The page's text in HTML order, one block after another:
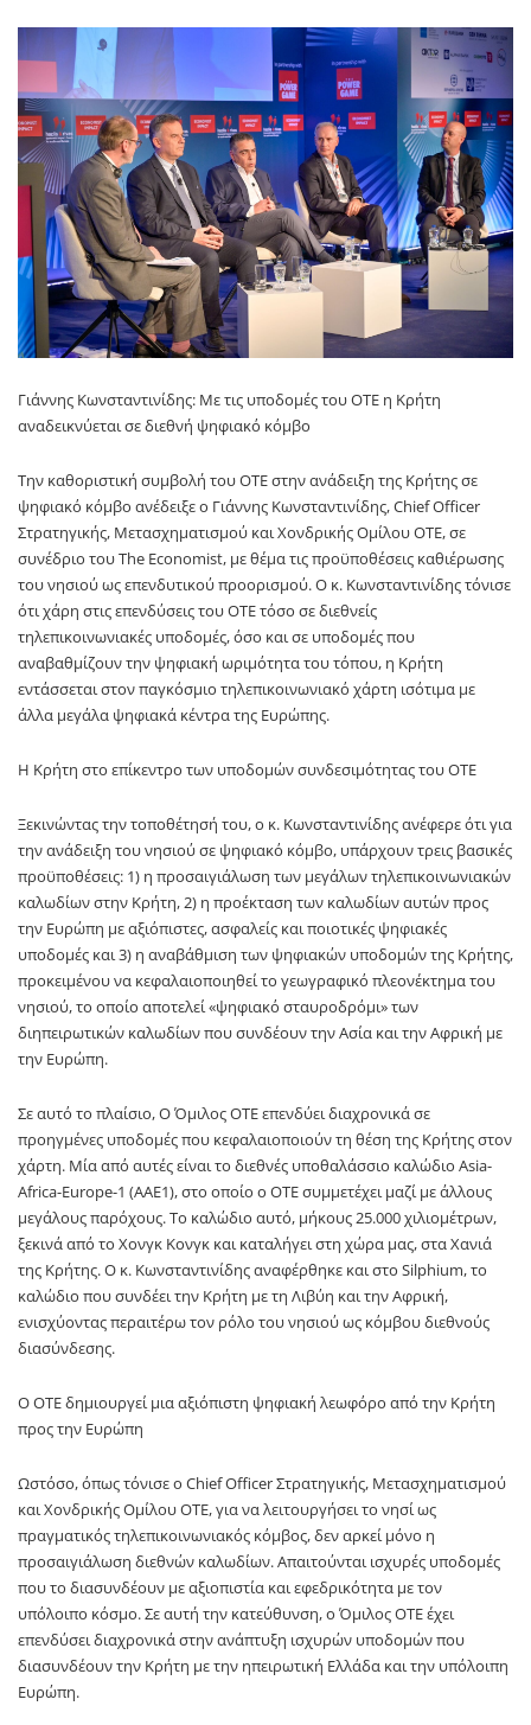
Γιάννης Κωνσταντινίδης: Με τις υποδομές του ΟΤΕ η Κρήτη
αναδεικνύεται σε διεθνή ψηφιακό κόμβο
Την καθοριστική συμβολή του ΟΤΕ στην ανάδειξη της Κρήτης σε
ψηφιακό κόμβο ανέδειξε ο Γιάννης Κωνσταντινίδης, Chief Officer
Στρατηγικής, Μετασχηματισμού και Χονδρικής Ομίλου ΟΤΕ, σε
συνέδριο του The Economist, με θέμα τις προϋποθέσεις καθιέρωσης
του νησιού ως επενδυτικού προορισμού. Ο κ. Κωνσταντινίδης τόνισε
ότι χάρη στις επενδύσεις του ΟΤΕ τόσο σε διεθνείς
τηλεπικοινωνιακές υποδομές, όσο και σε υποδομές που
αναβαθμίζουν την ψηφιακή ωριμότητα του τόπου, η Κρήτη
εντάσσεται στον παγκόσμιο τηλεπικοινωνιακό χάρτη ισότιμα με
άλλα μεγάλα ψηφιακά κέντρα της Ευρώπης.
Η Κρήτη στο επίκεντρο των υποδομών συνδεσιμότητας του ΟΤΕ
Ξεκινώντας την τοποθέτησή του, ο κ. Κωνσταντινίδης ανέφερε ότι για
την ανάδειξη του νησιού σε ψηφιακό κόμβο, υπάρχουν τρεις βασικές
προϋποθέσεις: 1) η προσαιγιάλωση των μεγάλων τηλεπικοινωνιακών
καλωδίων στην Κρήτη, 2) η προέκταση των καλωδίων αυτών προς
την Ευρώπη με αξιόπιστες, ασφαλείς και ποιοτικές ψηφιακές
υποδομές και 3) η αναβάθμιση των ψηφιακών υποδομών της Κρήτης,
προκειμένου να κεφαλαιοποιηθεί το γεωγραφικό πλεονέκτημα του
νησιού, το οποίο αποτελεί «ψηφιακό σταυροδρόμι» των
διηπειρωτικών καλωδίων που συνδέουν την Ασία και την Αφρική με
την Ευρώπη.
Σε αυτό το πλαίσιο, Ο Όμιλος ΟΤΕ επενδύει διαχρονικά σε
προηγμένες υποδομές που κεφαλαιοποιούν τη θέση της Κρήτης στον
χάρτη. Μία από αυτές είναι το διεθνές υποθαλάσσιο καλώδιο Asia-
Africa-Europe-1 (ΑΑΕ1), στο οποίο ο ΟΤΕ συμμετέχει μαζί με άλλους
μεγάλους παρόχους. Το καλώδιο αυτό, μήκους 25.000 χιλιομέτρων,
ξεκινά από το Χονγκ Κονγκ και καταλήγει στη χώρα μας, στα Χανιά
της Κρήτης. Ο κ. Κωνσταντινίδης αναφέρθηκε και στο Silphium, το
καλώδιο που συνδέει την Κρήτη με τη Λιβύη και την Αφρική,
ενισχύοντας περαιτέρω τον ρόλο του νησιού ως κόμβου διεθνούς
διασύνδεσης.
Ο ΟΤΕ δημιουργεί μια αξιόπιστη ψηφιακή λεωφόρο από την Κρήτη
προς την Ευρώπη
Ωστόσο, όπως τόνισε ο Chief Officer Στρατηγικής, Μετασχηματισμού
και Χονδρικής Ομίλου ΟΤΕ, για να λειτουργήσει το νησί ως
πραγματικός τηλεπικοινωνιακός κόμβος, δεν αρκεί μόνο η
προσαιγιάλωση διεθνών καλωδίων. Απαιτούνται ισχυρές υποδομές
που το διασυνδέουν με αξιοπιστία και εφεδρικότητα με τον
υπόλοιπο κόσμο. Σε αυτή την κατεύθυνση, ο Όμιλος ΟΤΕ έχει
επενδύσει διαχρονικά στην ανάπτυξη ισχυρών υποδομών που
διασυνδέουν την Κρήτη με την ηπειρωτική Ελλάδα και την υπόλοιπη
Ευρώπη.